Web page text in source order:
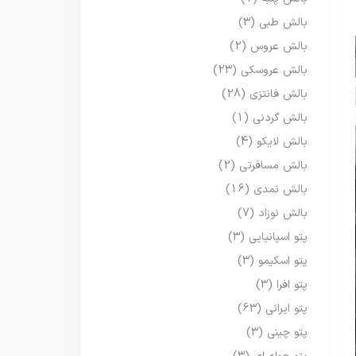
بالش طبی (3)
بالش عروس (2)
بالش عروسکی (23)
بالش فانتزی (28)
بالش گردنی (1)
بالش لایکو (4)
بالش مسافرتی (2)
بالش نمدی (16)
بالش نوزاد (7)
پتو اسپانیایی (3)
پتو اسکیمو (3)
پتو افرا (3)
پتو ایرانی (63)
پتو چینی (3)